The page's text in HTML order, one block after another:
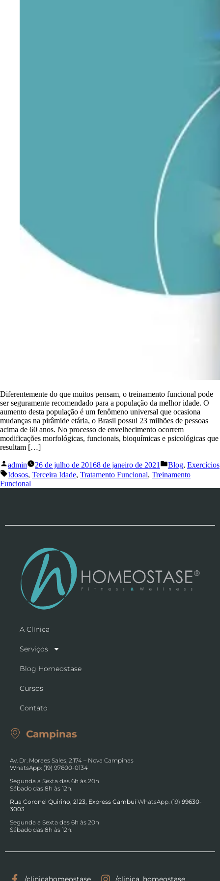
Diferentemente do que muitos pensam, o treinamento funcional pode
ser seguramente recomendado para a população da melhor idade. O
aumento desta população é um fenômeno universal que ocasiona
mudanças na pirâmide etária, o Brasil possui 23 milhões de pessoas
acima de 60 anos. No processo de envelhecimento ocorrem
modificações morfológicas, funcionais, bioquímicas e psicológicas que
resultam […]
admin 26 de julho de 20168 de janeiro de 2021 Blog, Exercícios
Idosos, Terceira Idade, Tratamento Funcional, Treinamento
Funcional
A Clínica
Serviços
Blog Homeostase
Cursos
Contato
Campinas
Av. Dr. Moraes Sales, 2.174 – Nova Campinas
WhatsApp: (19) 97600-0134
Segunda a Sexta das 6h às 20h
Sábado das 8h às 12h.
Rua Coronel Quirino, 2123, Express CambuíWhatsApp: (19) 99630-
3003
Segunda a Sexta das 6h às 20h
Sábado das 8h às 12h.
/clinicahomeostase /clinica_homeostase